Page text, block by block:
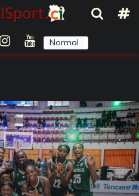
Normal